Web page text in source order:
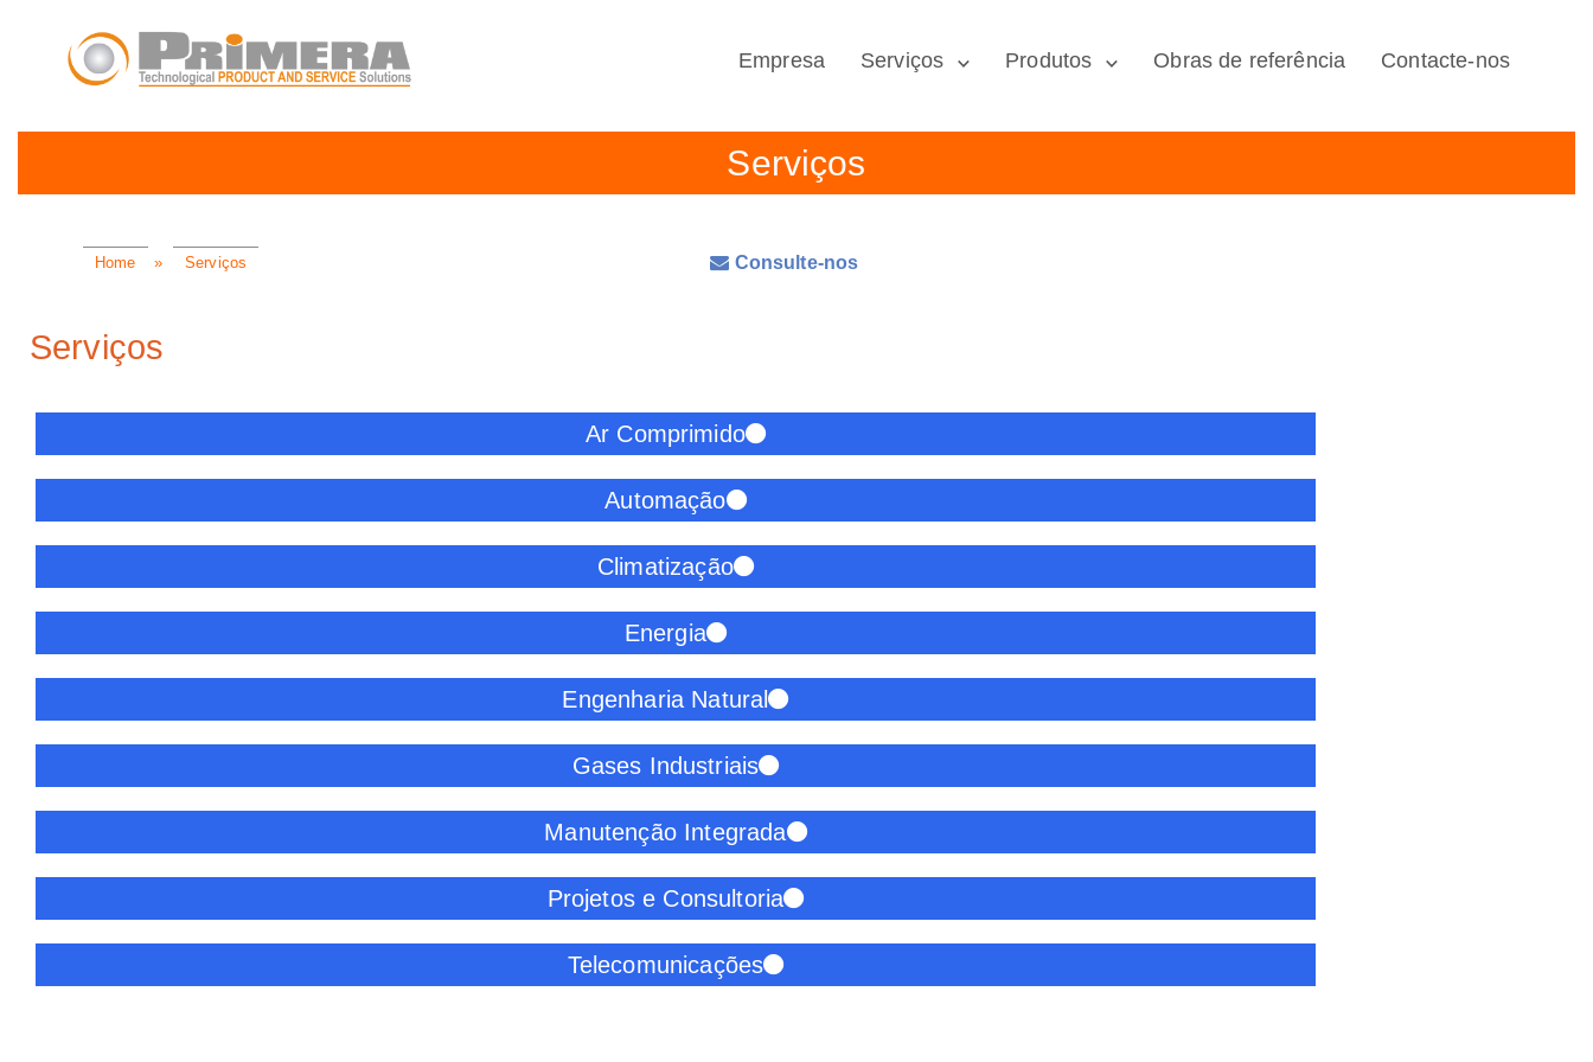
Empresa Serviços Produtos Obras de referência Contacte-nos
Serviços
Home » Serviços Consulte-nos
Serviços
Ar Comprimido
Automação
Climatização
Energia
Engenharia Natural
Gases Industriais
Manutenção Integrada
Projetos e Consultoria
Telecomunicações